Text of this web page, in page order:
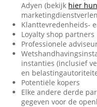
Adyen (bekijk hier
Klanttevredenheids-
Loyalty shop partners
Professionele
instanties (inclusief
en
Potentiële kopers
Elke andere derde
gegeven voor de